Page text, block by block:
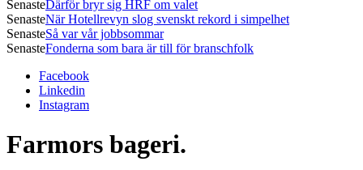
SenasteDärför bryr sig HRF om valet
SenasteNär Hotellrevyn slog svenskt rekord i simpelhet
SenasteSå var vår jobbsommar
SenasteFonderna som bara är till för branschfolk
Facebook
Linkedin
Instagram
Farmors bageri.